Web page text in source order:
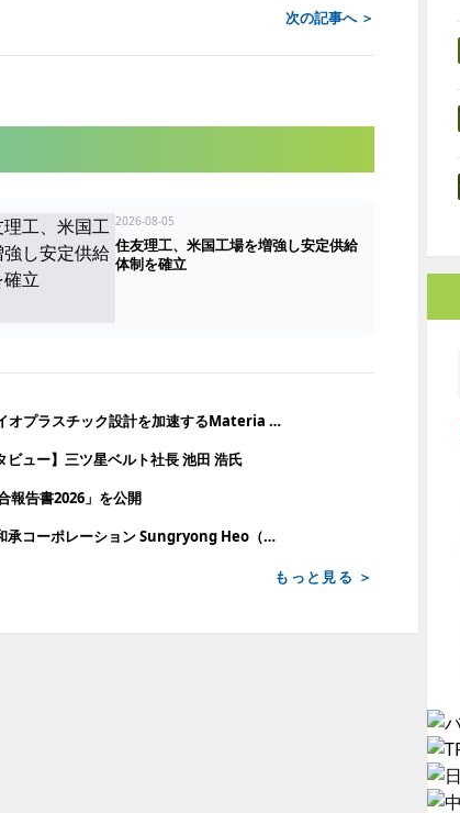
次の記事へ ＞
2026-08-05
住友理工、米国工場を増強し安定供給
体制を確立
三井化学、AIでバイオプラスチック設計を加速するMateria Bioworksへ出資
ビュー】三ツ星ベルト社長 池田 浩氏
報告書2026」を公開
【インタビュー】和承コーポレーション Sungryong Heo（ホ・ソンニョン）CEO
もっと見る ＞